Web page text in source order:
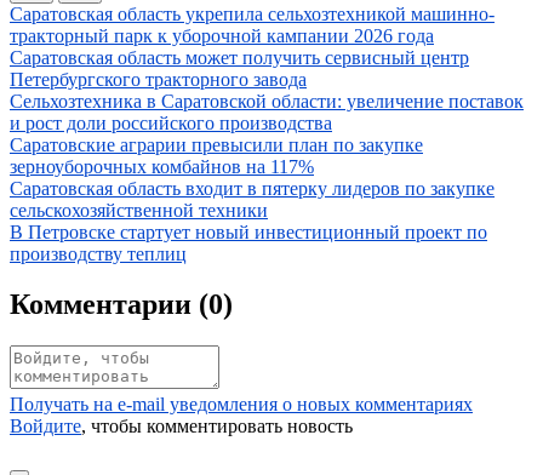
Иллюстрация новости
Саратовская область укрепила сельхозтехникой машинно-
тракторный парк к уборочной кампании 2026 года
Иллюстрация новости
Саратовская область может получить сервисный центр
Петербургского тракторного завода
Иллюстрация новости
Сельхозтехника в Саратовской области: увеличение поставок
и рост доли российского производства
Иллюстрация новости
Саратовские аграрии превысили план по закупке
зерноуборочных комбайнов на 117%
Иллюстрация новости
Саратовская область входит в пятерку лидеров по закупке
сельскохозяйственной техники
Иллюстрация новости
В Петровске стартует новый инвестиционный проект по
производству теплиц
Комментарии (0)
Получать на e‑mail уведомления о новых комментариях
Войдите, чтобы комментировать новость